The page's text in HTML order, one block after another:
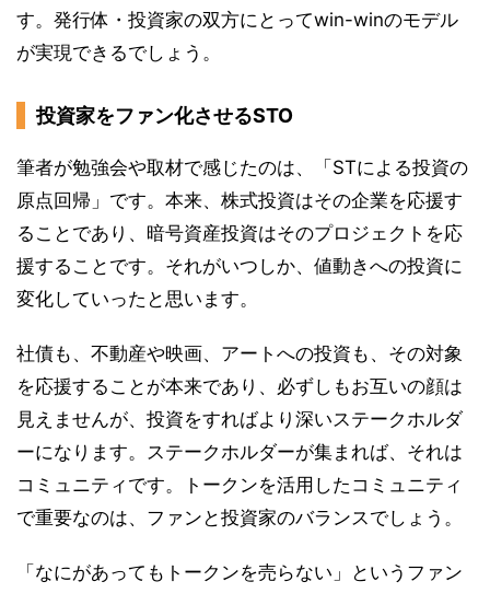
す。発行体・投資家の双方にとってwin-winのモデル
が実現できるでしょう。
投資家をファン化させるSTO
筆者が勉強会や取材で感じたのは、「STによる投資の
原点回帰」です。本来、株式投資はその企業を応援す
ることであり、暗号資産投資はそのプロジェクトを応
援することです。それがいつしか、値動きへの投資に
変化していったと思います。
社債も、不動産や映画、アートへの投資も、その対象
を応援することが本来であり、必ずしもお互いの顔は
見えませんが、投資をすればより深いステークホルダ
ーになります。ステークホルダーが集まれば、それは
コミュニティです。トークンを活用したコミュニティ
で重要なのは、ファンと投資家のバランスでしょう。
「なにがあってもトークンを売らない」というファン